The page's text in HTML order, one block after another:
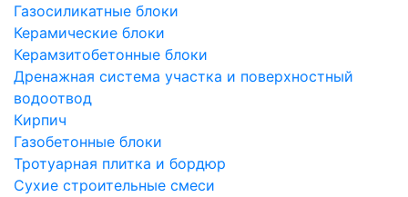
Газосиликатные блоки
Керамические блоки
Керамзитобетонные блоки
Дренажная система участка и поверхностный
водоотвод
Кирпич
Газобетонные блоки
Тротуарная плитка и бордюр
Сухие строительные смеси